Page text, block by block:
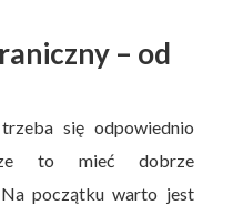
– od
się odpowiednio
to mieć dobrze
Na początku warto jest